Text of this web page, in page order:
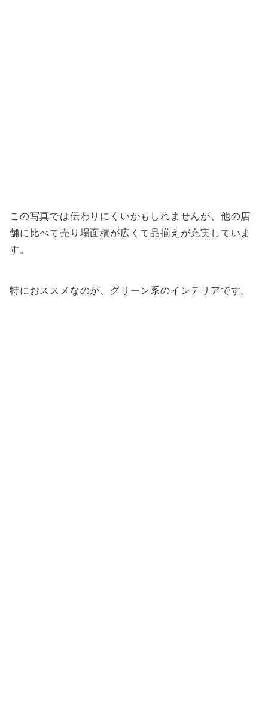
この写真では伝わりにくいかもしれませんが、他の店
舗に比べて売り場面積が広くて品揃えが充実していま
す。
特におススメなのが、グリーン系のインテリアです。